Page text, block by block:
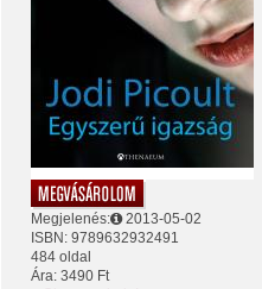
Megjelenés:
2013-05-02
ISBN: 9789632932491
484 oldal
Ára: 3490 Ft